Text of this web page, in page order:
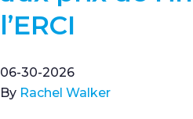
l’ERCI
06-30-2026
By Rachel Walker